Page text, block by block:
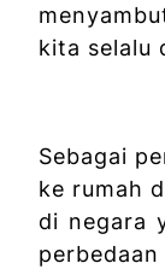
kita selalu
Sebagai
ke rumah
di negara